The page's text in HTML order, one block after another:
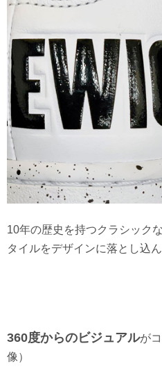
10年の歴史を持つクラシック
タイルをデザインに落とし込
360度からのビジュアルが
像）